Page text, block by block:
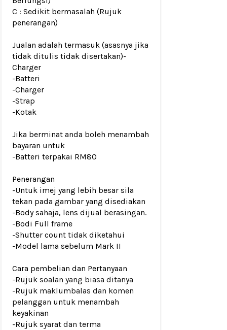
C : Sedikit bermasalah (Rujuk
penerangan)
Jualan adalah termasuk (asasnya jika
tidak ditulis tidak disertakan)-
Charger
-Batteri
-Charger
-Strap
-Kotak
Jika berminat anda boleh menambah
bayaran untuk
-Batteri terpakai RM80
Penerangan
-Untuk imej yang lebih besar sila
tekan pada gambar yang disediakan
-Body sahaja, lens dijual berasingan.
-Bodi Full frame
-Shutter count tidak diketahui
-Model lama sebelum Mark II
Cara pembelian dan Pertanyaan
-Rujuk soalan yang biasa ditanya
-Rujuk maklumbalas dan komen
pelanggan untuk menambah
keyakinan
-Rujuk syarat dan terma